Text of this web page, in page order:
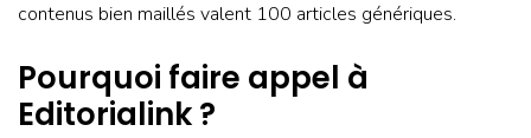
contenus bien maillés valent 100 articles génériques.
Pourquoi faire appel à
Editorialink ?